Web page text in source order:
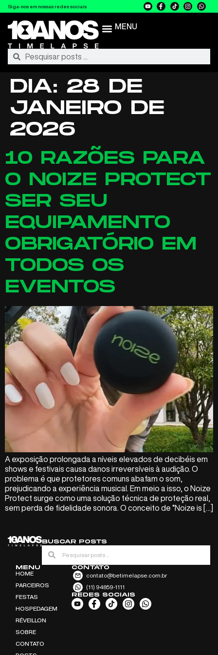
Siga-nos em nossas redes sociais
MENU
DIA: 28 DE
JANEIRO DE
2026
10 RAZÕES PARA
O NOIZE PROTECT
SER SEU
EQUIPAMENTO
OBRIGATÓRIO EM
TODOS OS
EVENTOS
A exposição prolongada a níveis elevados de decibéis em
shows e festivais causa danos irreversíveis à audição. O
problema é que protetores comuns abafam o som,
prejudicando a experiência musical. Em meio a isso, o Noize
Protect surge como uma solução técnica de proteção real,
sem perda de fidelidade sonora. O conceito de “Noize is […]
BUSCAR POSTS
MENU
HOME
PARCEIROS
FESTAS
HOSPEDAGEM
RÉVEILLON
SOBRE
CONTATO
CONTATO
contato@betimelapse.com.br
(11) 94859-1111
REDES SOCIAIS